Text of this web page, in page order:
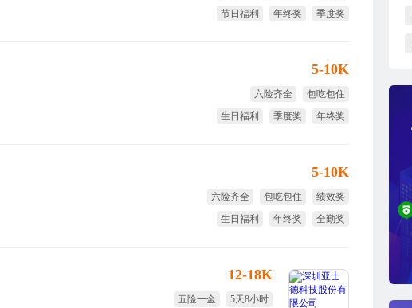
节日福利
年终奖 季度奖
5-10K
六险齐全
包吃包住
生日福利
季度奖
年终奖
5-10K
六险齐全 包吃包住
绩效奖
生日福利
年终奖 全勤奖
12-18K
五险一金
5天8小时